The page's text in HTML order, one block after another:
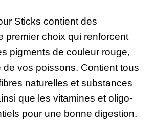
Sticks contient des
premier choix qui renforcent
pigments de couleur rouge,
de vos poissons. Contient tous
naturelles et substances
que les vitamines et oligo-
pour une bonne digestion.